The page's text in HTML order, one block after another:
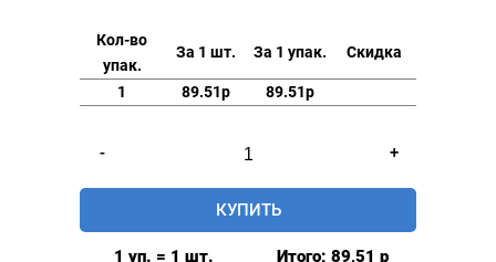
Кол-во
упак.
За 1 шт. За 1 упак. Скидка
1 89.51р 89.51р
-
товара
Хольнитены
Premium
+
КУПИТЬ
1 уп. = 1 шт. Итого: 89,51 р